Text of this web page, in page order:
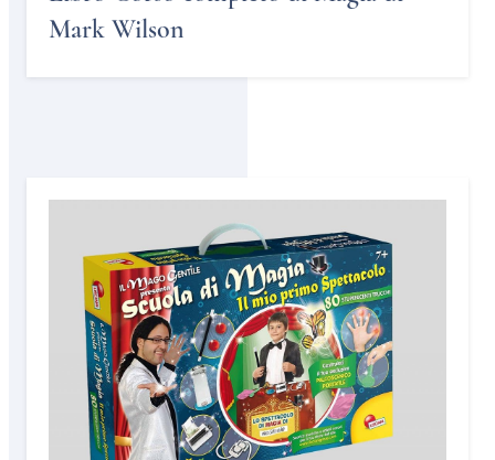
Mark Wilson